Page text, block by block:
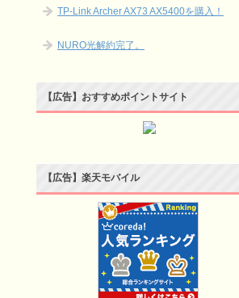
TP-Link Archer AX73 AX5400を購入！
NURO光解約完了。
【広告】おすすめポイントサイト
【広告】楽天モバイル